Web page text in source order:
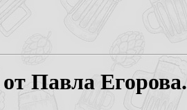
Павла Егорова.